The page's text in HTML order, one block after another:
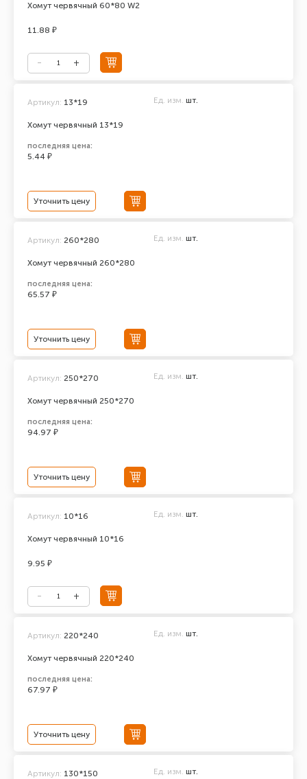
Хомут червячный 60*80 W2
11.88 ₽
Хомут червячный 13*19
Артикул: 13*19 Ед. изм. шт.
последняя цена:
5.44 ₽
Уточнить цену
Хомут червячный 260*280
Артикул: 260*280 Ед. изм. шт.
последняя цена:
65.57 ₽
Уточнить цену
Хомут червячный 250*270
Артикул: 250*270 Ед. изм. шт.
последняя цена:
94.97 ₽
Уточнить цену
Хомут червячный 10*16
Артикул: 10*16 Ед. изм. шт.
9.95 ₽
Хомут червячный 220*240
Артикул: 220*240 Ед. изм. шт.
последняя цена:
67.97 ₽
Уточнить цену
Артикул: 130*150 Ед. изм. шт.